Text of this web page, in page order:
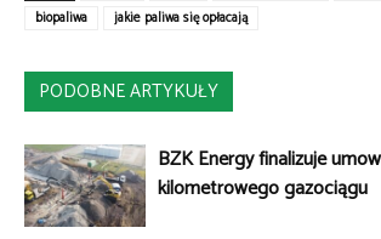
biopaliwa
jakie paliwa się opłacają
PODOBNE ARTYKUŁY
BZK Energy finalizuje
kilometrowego gazociągu